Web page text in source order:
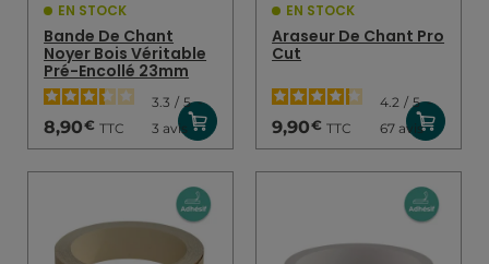
EN STOCK
Bande De Chant
Noyer Bois Véritable
Pré-Encollé 23mm
3.3 / 5-
3avis
8,90€ TTC
EN STOCK
Araseur De Chant Pro
Cut
4.2 / 5-
67avis
9,90€ TTC